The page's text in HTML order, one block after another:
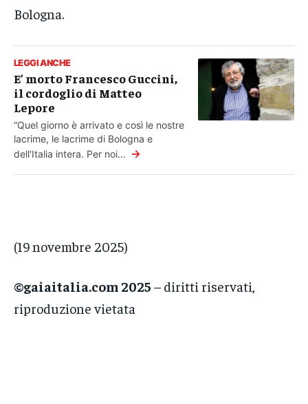
Bologna.
LEGGI ANCHE
E’ morto Francesco Guccini,
il cordoglio di Matteo
Lepore
“Quel giorno è arrivato e così le nostre
lacrime, le lacrime di Bologna e
dell'Italia intera. Per noi... →
(19 novembre 2025)
©gaiaitalia.com 2025 – diritti riservati,
riproduzione vietata